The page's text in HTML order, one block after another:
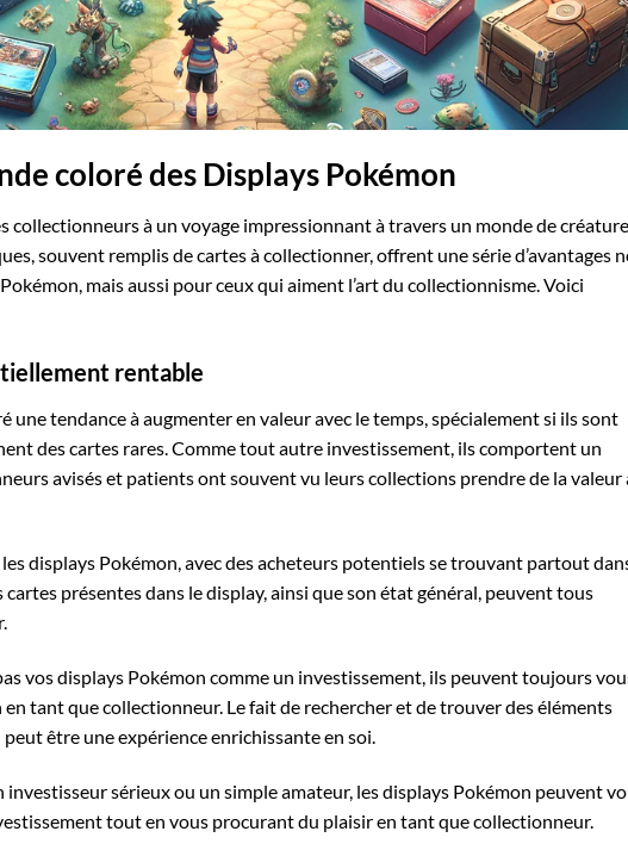
coloré des Displays Pokémon
collectionneurs à un voyage impressionnant à travers un monde de
souvent remplis de cartes à collectionner, offrent une série d’avantages
mais aussi pour ceux qui aiment l’art du collectionnisme. Voici
rentable
une tendance à augmenter en valeur avec le temps, spécialement si ils sont
des cartes rares. Comme tout autre investissement, ils comportent un
avisés et patients ont souvent vu leurs collections prendre de la valeur
displays Pokémon, avec des acheteurs potentiels se trouvant partout
présentes dans le display, ainsi que son état général, peuvent tous
vos displays Pokémon comme un investissement, ils peuvent toujours
tant que collectionneur. Le fait de rechercher et de trouver des éléments
être une expérience enrichissante en soi.
investisseur sérieux ou un simple amateur, les displays Pokémon peuvent
tout en vous procurant du plaisir en tant que collectionneur.